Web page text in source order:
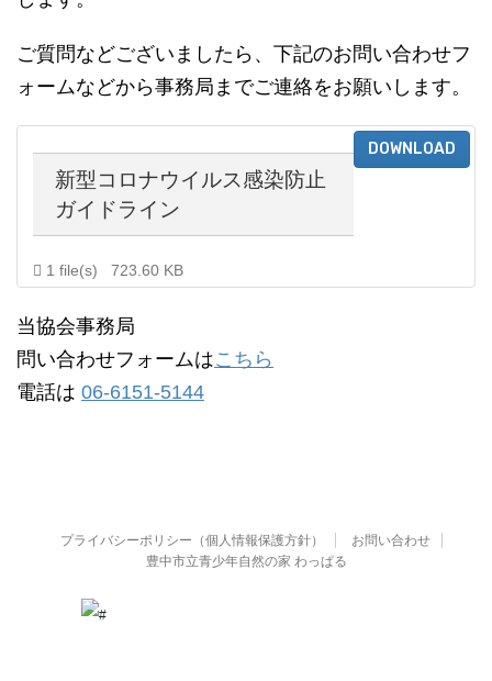
ご質問などございましたら、下記のお問い合わせフ
ォームなどから事務局までご連絡をお願いします。
新型コロナウイルス感染防止
ガイドライン
1 file(s) 723.60 KB
DOWNLOAD
当協会事務局
問い合わせフォームはこちら
電話は 06-6151-5144
プライバシーポリシー（個人情報保護方針）
お問い合わせ
豊中市立青少年自然の家 わっぱる